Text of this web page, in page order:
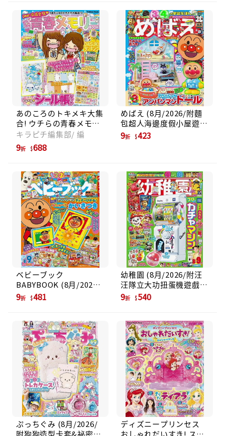
あのころのトキメキ大集
合! ウチらの青春メモリ
ーBOOK: Dear:平成女児
(附貼紙收集本&貼紙等附
錄組)
キラピチ編集部/ 編
9折 688
めばえ (8月/2026/附麵
包超人海邊度假小屋遊戲
組)
9折 423
ベビーブック
BABYBOOK (8月/2026/
附麵包超人剪票口遊戲
組)
9折 481
幼稚園 (8月/2026/附汪
汪隊立大功扭蛋機遊戲
組)
9折 540
ぷっちぐみ (8月/2026/
附狗狗造型卡套&祕密的
ディズニープリンセス
おしゃれだいすき! スペ